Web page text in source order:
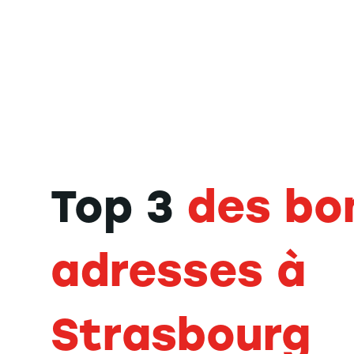
Top 3 des
adresses à
Strasbourg